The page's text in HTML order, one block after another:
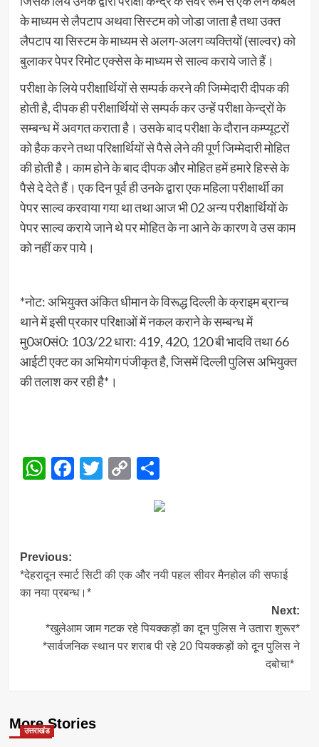
के माध्यम से लैपटाप अथवा सिस्टम को जोडा जाता है तथा उक्त
लैपटाप या सिस्टम के माध्यम से अलग-अलग व्यक्तियों (साल्वर) को
बुलाकर पेपर रिमोट एक्सेस के माध्यम से साल्व कराये जाते हैं।
परीक्षा के लिये परीक्षार्थियों से सम्पर्क करने की जिम्मेदारी दीपक की
होती है, दीपक ही परीक्षार्थियों से सम्पर्क कर उन्हें परीक्षा केन्द्रों के
सम्बन्ध में अवगत कराता है। उसके बाद परीक्षा के दौरान कम्प्यूटरों
को हैक करने तथा परिक्षार्थियों से पैसे लेने की पूर्ण जिम्मेदारी मोहित
की होती है। काम होने के बाद दीपक और मोहित हमें हमारे हिस्से के
पैसे दे देते हैं। एक दिन पूर्व ही उनके द्वारा एक महिला परीक्षार्थी का
पेपर साल्व करवाया गया था तथा आज भी 02 अन्य परीक्षार्थियों के
पेपर साल्व कराये जाने थे पर मोहित के ना आने के कारण वे उस काम
को नहीं कर पाये।
*नोट: अभियुक्त अंकित धीमान के विरूद्ध दिल्ली के क्राइम ब्रान्च
थाने में इसी प्रकार परिक्षाओं में नकल कराने के सम्बन्ध में
मु0अ0सं0: 103/22 धारा: 419, 420, 120 बी भादवि तथा 66
आईटी एक्ट का अभियोग पंजीकृत है, जिसमें दिल्ली पुलिस अभियुक्त
की तलाश कर रही है*।
WhatsApp
Facebook
Twitter
CopyShare
Post
navigation
Previous:
*देहरादून स्मार्ट सिटी की एक और नयी पहल सीवर मैनहोल की सफाई
का नया प्रबन्ध।*
Next:
*खुलेआम जाम गटक रहे पियक्कड़ों का दून पुलिस ने उतारा शुरूर*
*सार्वजनिक स्थान पर शराब पी रहे 20 पियक्कड़ों को दून पुलिस ने
दबोचा*
More Stories
उत्तराखंड